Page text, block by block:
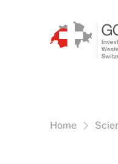
Vous êtes ici:
Home